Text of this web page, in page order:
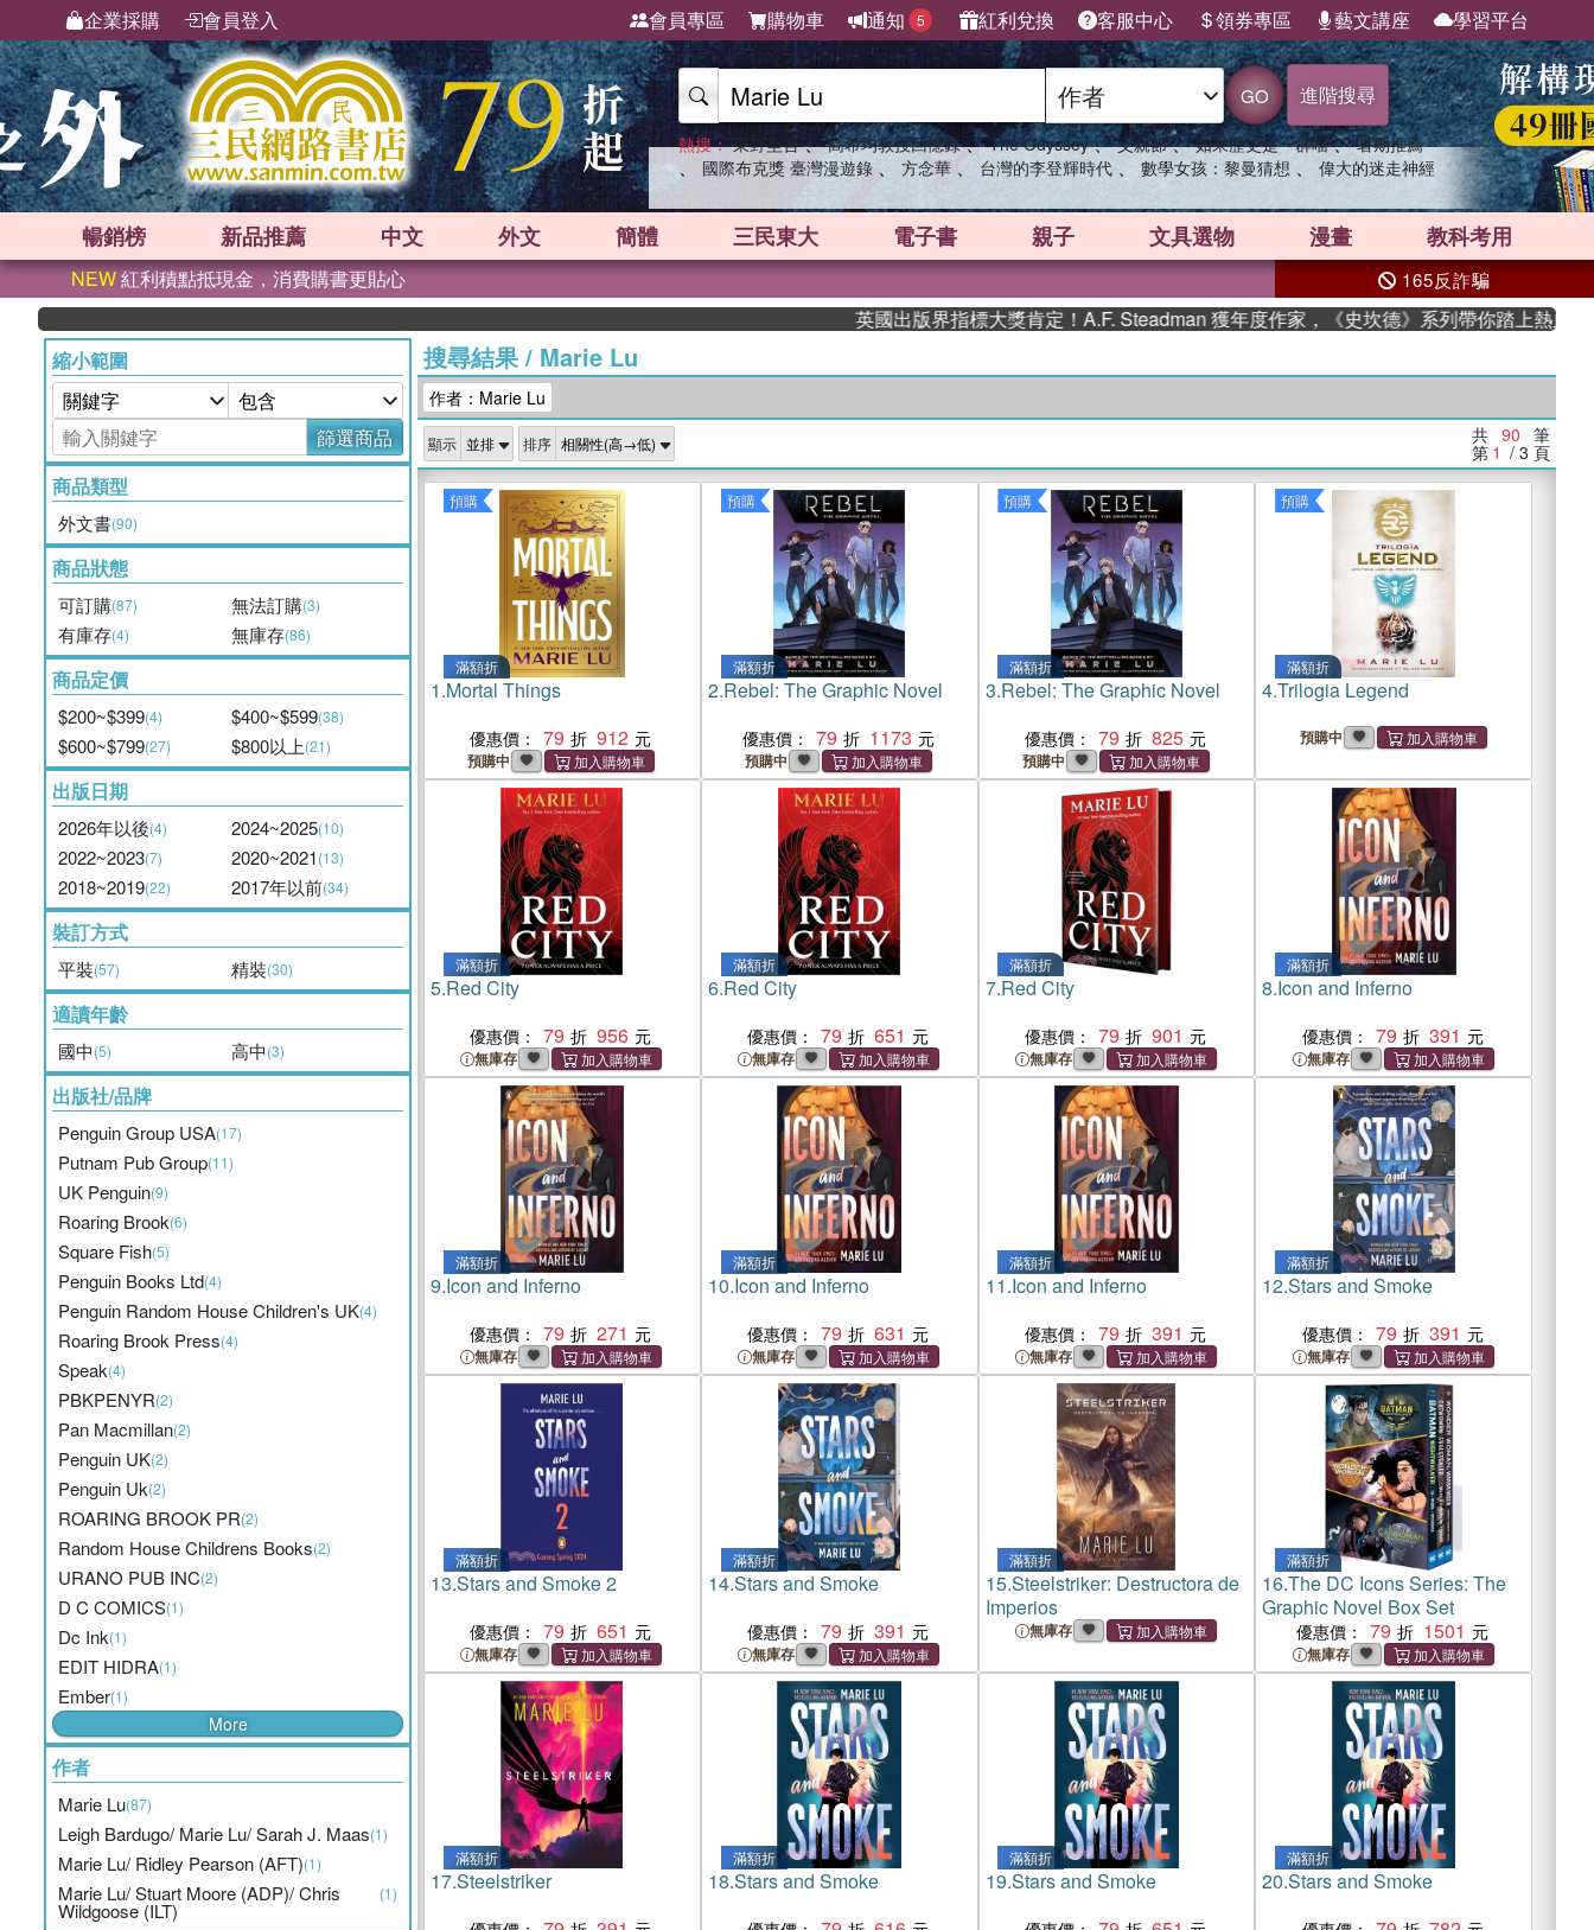
企業採購 會員登入 會員專區 購物車 通知 5 紅利兌換 客服中心 領券專區 藝文講座 學習平台
GO 進階搜尋
熱搜： 東野圭吾 、 高希均教授回憶錄 、 The Odyssey 、 父親節 、 如果歷史是一群喵 、 暑期推薦
、 國際布克獎 臺灣漫遊錄 、 方念華 、 台灣的李登輝時代 、 數學女孩：黎曼猜想 、 偉大的迷走神經
暢銷榜 新品推薦 中文 外文 簡體 三民東大 電子書 親子 文具選物 漫畫 教科考用
NEW紅利積點抵現金，消費購書更貼心 165反詐騙
英國出版界指標大獎肯定！A.F. Steadman 獲年度作家，《史坎德》系列帶你踏上熱血奇幻旅程
縮小範圍
篩選商品
商品類型
外文書(90)
商品狀態
可訂購(87) 無法訂購(3)
有庫存(4) 無庫存(86)
商品定價
$200~$399(4) $400~$599(38)
$600~$799(27) $800以上(21)
出版日期
2026年以後(4) 2024~2025(10)
2022~2023(7) 2020~2021(13)
2018~2019(22) 2017年以前(34)
裝訂方式
平裝(57) 精裝(30)
適讀年齡
國中(5) 高中(3)
出版社/品牌
Penguin Group USA(17)
Putnam Pub Group(11)
UK Penguin(9)
Roaring Brook(6)
Square Fish(5)
Penguin Books Ltd(4)
Penguin Random House Children's UK(4)
Roaring Brook Press(4)
Speak(4)
PBKPENYR(2)
Pan Macmillan(2)
Penguin UK(2)
Penguin Uk(2)
ROARING BROOK PR(2)
Random House Childrens Books(2)
URANO PUB INC(2)
D C COMICS(1)
Dc Ink(1)
EDIT HIDRA(1)
Ember(1)
More
作者
Marie Lu(87)
Leigh Bardugo/ Marie Lu/ Sarah J. Maas(1)
Marie Lu/ Ridley Pearson (AFT)(1)
Marie Lu/ Stuart Moore (ADP)/ Chris
Wildgoose (ILT)
(1)
搜尋結果/ Marie Lu
作者：Marie Lu
顯示 排序 共 90 筆
第 1 / 3 頁
預購
滿額折
1.Mortal Things
優惠價： 79 912
預購中
預購
滿額折
2.Rebel: The Graphic Novel
優惠價： 79 1173
預購中
預購
滿額折
3.Rebel: The Graphic Novel
優惠價： 79 825
預購中
預購
滿額折
4.Trilogia Legend
預購中
滿額折
5.Red City
優惠價： 79 956
無庫存
滿額折
6.Red City
優惠價： 79 651
無庫存
滿額折
7.Red City
優惠價： 79 901
無庫存
滿額折
8.Icon and Inferno
優惠價： 79 391
無庫存
滿額折
9.Icon and Inferno
優惠價： 79 271
無庫存
滿額折
10.Icon and Inferno
優惠價： 79 631
無庫存
滿額折
11.Icon and Inferno
優惠價： 79 391
無庫存
滿額折
12.Stars and Smoke
優惠價： 79 391
無庫存
滿額折
13.Stars and Smoke 2
優惠價： 79 651
無庫存
滿額折
14.Stars and Smoke
優惠價： 79 391
無庫存
滿額折
15.Steelstriker: Destructora de
Imperios
無庫存
滿額折
16.The DC Icons Series: The
Graphic Novel Box Set
優惠價： 79 1501
無庫存
滿額折
17.Steelstriker
滿額折
18.Stars and Smoke
滿額折
19.Stars and Smoke
滿額折
20.Stars and Smoke